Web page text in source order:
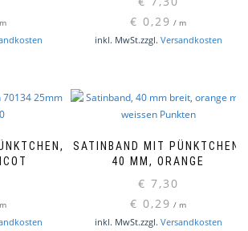
m
€ 0,29 / m
inkl. MwSt.zzgl. Versandkosten
m
SATINBAND MIT PÜNKTCHEN,
40 MM, ORANGE
€ 7,30
€ 0,29 / m
inkl. MwSt.zzgl. Versandkosten